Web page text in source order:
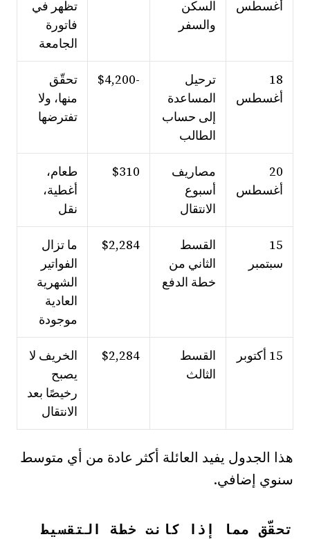
أغسطس
السكن
والسفر
تظهر في
فاتورة
الجامعة
18
أغسطس
ترحيل
المساعدة
إلى حساب
الطالب
-$4,200
تحقّق
منها، ولا
تفترضها
20
أغسطس
مصاريف
أسبوع
الانتقال
$310
طعام،
أغطية،
نقل
15
سبتمبر
القسط
الثاني من
خطة الدفع
$2,284
ما تزال
الفواتير
الشهرية
العادية
موجودة
15 أكتوبر
القسط
الثالث
$2,284
الخريف لا
يصبح
رخيصًا بعد
الانتقال
هذا الجدول يفيد العائلة أكثر عادة من أي متوسط
سنوي إضافي.
تحقّق مما إذا كانت خطة التقسيط